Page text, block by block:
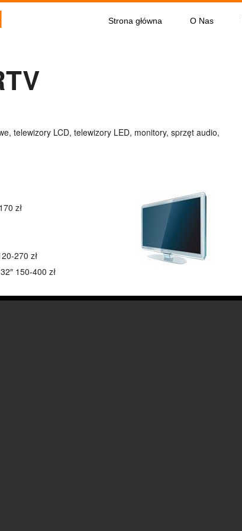
Strona główna O Nas
telewizory LCD, telewizory LED, monitory, sprzęt audio,
zł
270 zł
150-400 zł